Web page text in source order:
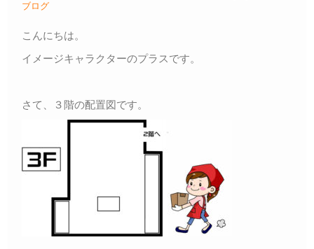
ブログ
こんにちは。
イメージキャラクターのプラスです。
さて、３階の配置図です。